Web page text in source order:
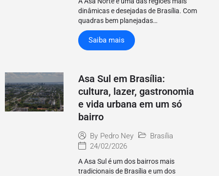
dinâmicas e desejadas de Brasília. Com
quadras bem planejadas…
Saiba mais
Asa Sul em Brasília:
cultura, lazer, gastronomia
e vida urbana em um só
bairro
By Pedro Ney
Brasília
24/02/2026
A Asa Sul é um dos bairros mais
tradicionais de Brasília e um dos